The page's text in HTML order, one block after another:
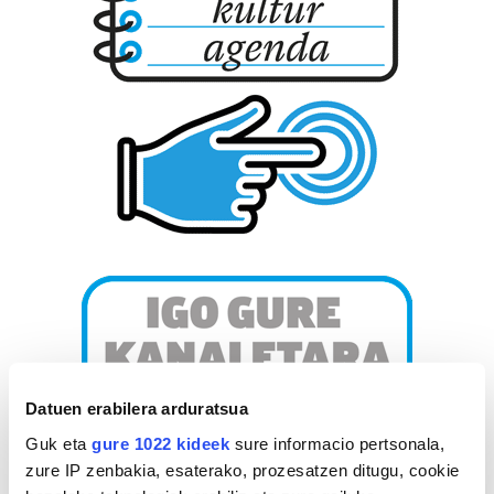
Datuen erabilera arduratsua
Guk eta gure 1022 kideek sure informacio pertsonala,
zure IP zenbakia, esaterako, prozesatzen ditugu, cookie